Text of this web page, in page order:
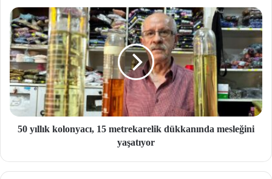
50 yıllık kolonyacı, 15 metrekarelik dükkanında mesleğini
yaşatıyor